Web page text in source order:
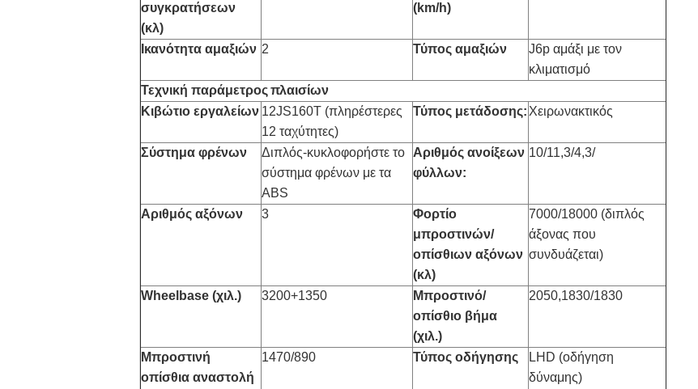
συγκρατήσεων
(κλ)
(km/h)
Ικανότητα αμαξιών 2 Τύπος αμαξιών
J6p αμάξι με τον
κλιματισμό
Τεχνική παράμετροςπλαισίων
Κιβώτιο εργαλείων 12JS160T (πληρέστερες
12 ταχύτητες)
Τύπος μετάδοσης: Χειρωνακτικός
Σύστημα φρένων
Διπλός-κυκλοφορήστε το
σύστημα φρένων με τα
ABS
Αριθμός ανοίξεων
φύλλων:
10/11,3/4,3/
Αριθμός αξόνων 3
Φορτίο
μπροστινών/
οπίσθιων αξόνων
(κλ)
7000/18000 (διπλός
άξονας που
συνδυάζεται)
Wheelbase (χιλ.) 3200+1350
Μπροστινό/
οπίσθιο βήμα
(χιλ.)
2050,1830/1830
Μπροστινή
οπίσθια αναστολή
1470/890 Τύπος οδήγησης
LHD (οδήγηση
δύναμης)